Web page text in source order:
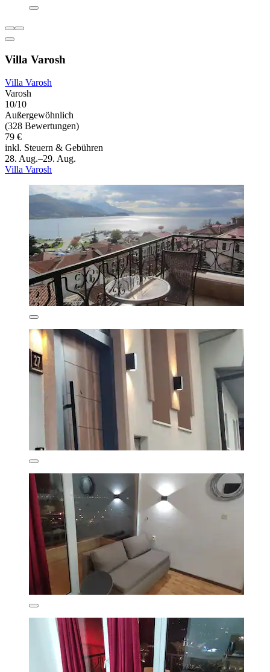
Villa Varosh
Villa Varosh
Varosh
10/10
Außergewöhnlich
(328 Bewertungen)
79 €
inkl. Steuern & Gebühren
28. Aug.–29. Aug.
Villa Varosh